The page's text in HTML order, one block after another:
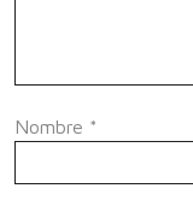
Nombre *